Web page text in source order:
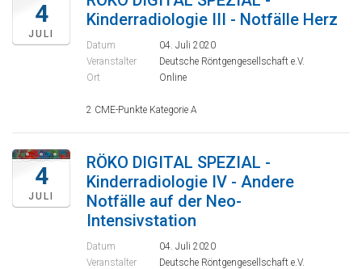
4
JULI
Kinderradiologie III - Notfälle Herz
Datum
04. Juli 2020
Veranstalter
Deutsche Röntgengesellschaft e.V.
Ort
Online
2 CME-Punkte Kategorie A
4
JULI
RÖKO DIGITAL SPEZIAL -
Kinderradiologie IV - Andere
Notfälle auf der Neo-
Intensivstation
Datum
04. Juli 2020
Veranstalter
Deutsche Röntgengesellschaft e.V.